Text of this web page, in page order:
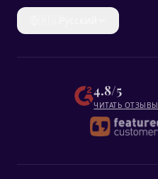
4.8/5
ЧИТАТЬ ОТЗЫВЫ